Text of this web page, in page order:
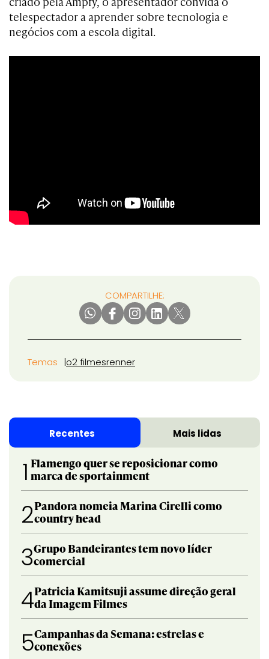
telespectador a aprender sobre tecnologia e
negócios com a escola digital.
COMPARTILHE:
Temas o2 filmesrenner
Recentes Mais lidas
1 Flamengo quer se reposicionar como
marca de sportainment
2Pandora nomeia Marina Cirelli como
country head
3Grupo Bandeirantes tem novo líder
comercial
4Patricia Kamitsuji assume direção geral
da Imagem Filmes
5Campanhas da Semana: estrelas e
conexões